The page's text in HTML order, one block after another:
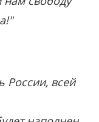
России, всей